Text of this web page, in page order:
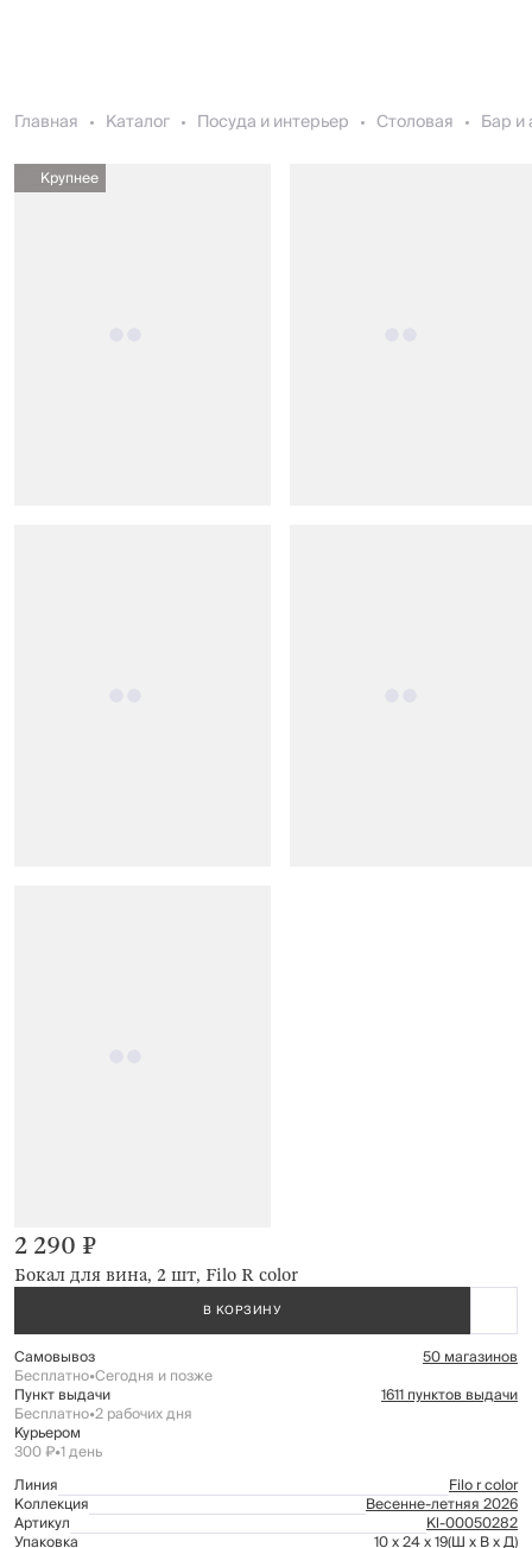
Главная Каталог Посуда и интерьер Столовая Бар и
Крупнее
Бокал для вина, 2 шт, Filo R color
2 290 ₽
В КОРЗИНУ
Самовывоз 50 магазинов
Бесплатно•Сегодня и позже
Пункт выдачи 1611 пунктов выдачи
Бесплатно•2 рабочих дня
Курьером
300 ₽•1 день
Линия
Filo r color
Коллекция Весенне-летняя 2026
Артикул Kl-00050282
Упаковка 10 x 24 x 19(Ш x В x Д)